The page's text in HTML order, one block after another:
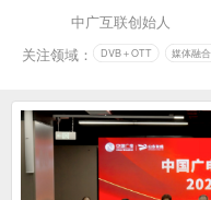
中广互联创始人
关注领域：
DVB＋OTT 媒体融合